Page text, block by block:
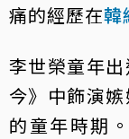
痛的經歷在韓
李世榮童年
今》中飾演嫉
的童年時期